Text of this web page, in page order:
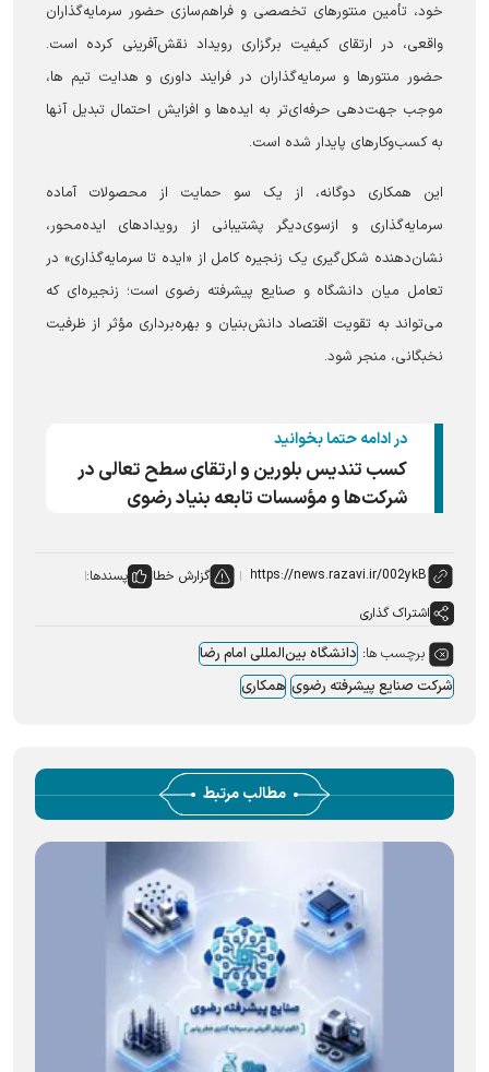
خود، تأمین منتور‌های تخصصی و فراهم‌سازی حضور سرمایه‌گذاران
واقعی، در ارتقای کیفیت برگزاری رویداد نقش‌آفرینی کرده است.
حضور منتور‌ها و سرمایه‌گذاران در فرایند داوری و هدایت تیم ها،
موجب جهت‌دهی حرفه‌ای‌تر به ایده‌ها و افزایش احتمال تبدیل آنها
به کسب‌وکار‌های پایدار شده است.
این همکاری دوگانه، از یک سو حمایت از محصولات آماده
سرمایه‌گذاری و ازسوی‌دیگر پشتیبانی از رویداد‌های ایده‌محور،
نشان‌دهنده شکل‌گیری یک زنجیره کامل از «ایده تا سرمایه‌گذاری» در
تعامل میان دانشگاه و صنایع پیشرفته رضوی است؛ زنجیره‌ای که
می‌تواند به تقویت اقتصاد دانش‌بنیان و بهره‌برداری مؤثر از ظرفیت
نخبگانی، منجر شود.
در ادامه حتما بخوانید
کسب تندیس بلورین و ارتقای سطح تعالی در
شرکت‌ها و مؤسسات تابعه بنیاد رضوی
گزارش خطا
پسندها:
اشتراک گذاری
برچسب ها: دانشگاه بین‌المللی امام رضا
شرکت صنایع پیشرفته رضوی همکاری
مطالب مرتبط